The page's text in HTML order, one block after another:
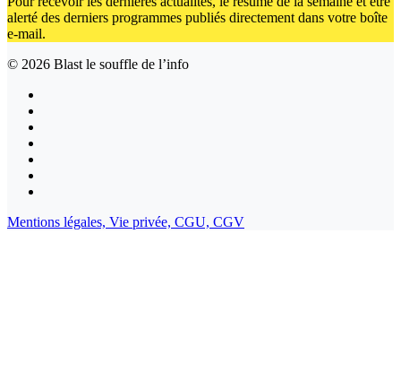
alerté des derniers programmes publiés directement dans votre boîte
e-mail.
© 2026 Blast le souffle de l’info
Mentions légales, Vie privée, CGU, CGV